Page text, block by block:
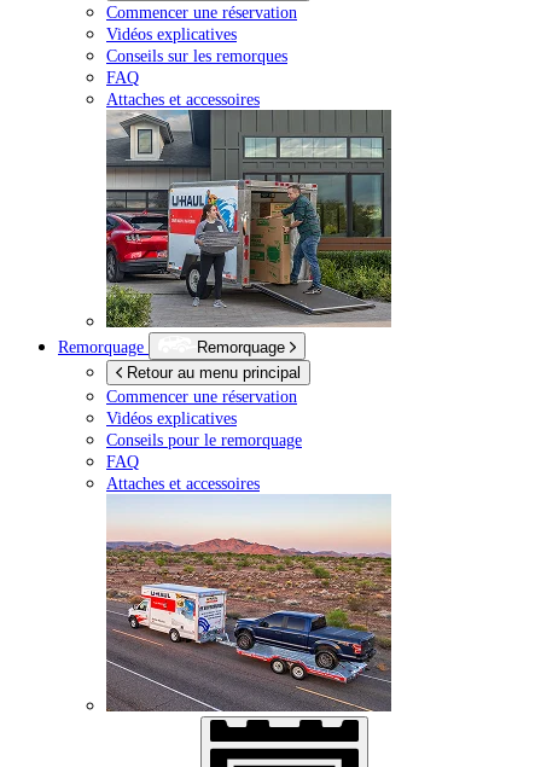
Commencer une réservation
Vidéos explicatives
Conseils sur les remorques
FAQ
Attaches et accessoires
Remorquage
Remorquage
Retour au menu principal
Commencer une réservation
Vidéos explicatives
Conseils pour le remorquage
FAQ
Attaches et accessoires